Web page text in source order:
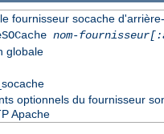
fournisseur socache
nom-
globale
optionnels du fournisseur
Apache